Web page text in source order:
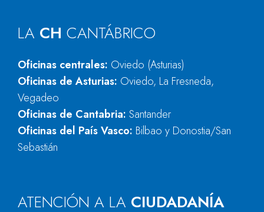
LA CH CANTÁBRICO
Oficinas centrales: Oviedo (Asturias)
Oficinas de Asturias: Oviedo, La Fresneda,
Vegadeo
Oficinas de Cantabria: Santander
Oficinas del País Vasco: Bilbao y Donostia/San
Sebastián
ATENCIÓN A LA CIUDADANÍA